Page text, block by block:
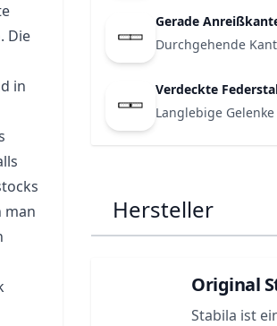
Die
in
man
Gerade
Durchgehende
Verdeckte
Langlebige
Hersteller
Original
Stabila ist